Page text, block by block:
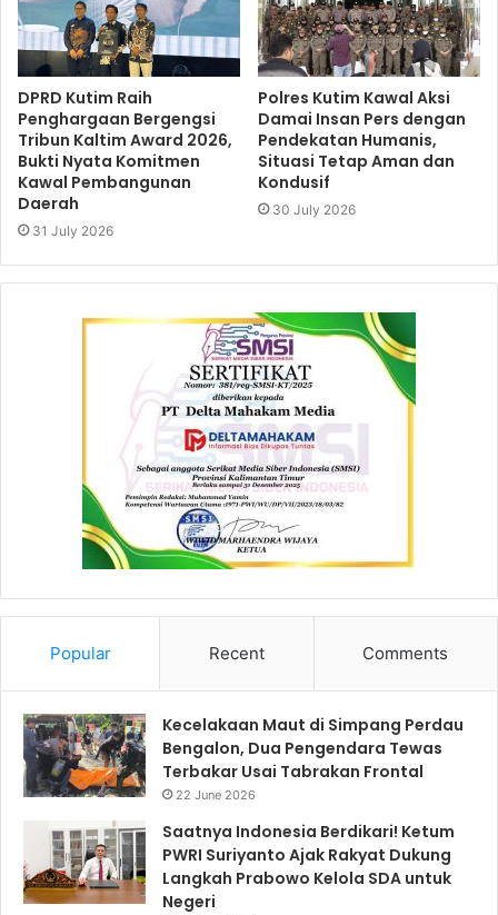
DPRD Kutim Raih
Penghargaan Bergengsi
Tribun Kaltim Award 2026,
Bukti Nyata Komitmen
Kawal Pembangunan
Daerah
31 July 2026
Polres Kutim Kawal Aksi
Damai Insan Pers dengan
Pendekatan Humanis,
Situasi Tetap Aman dan
Kondusif
30 July 2026
Popular Recent Comments
Kecelakaan Maut di Simpang Perdau
Bengalon, Dua Pengendara Tewas
Terbakar Usai Tabrakan Frontal
22 June 2026
Saatnya Indonesia Berdikari! Ketum
PWRI Suriyanto Ajak Rakyat Dukung
Langkah Prabowo Kelola SDA untuk
Negeri